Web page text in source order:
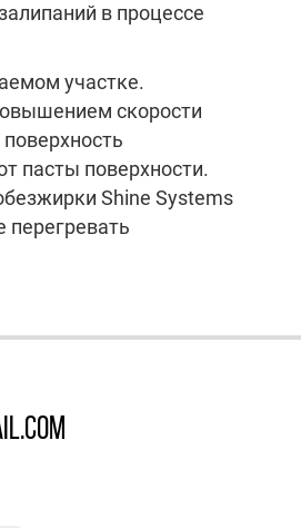
в процессе
участке.
скорости
пасты поверхности.
Shine Systems
перегревать